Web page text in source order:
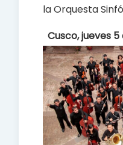
la Orquesta
Cusco, jueves